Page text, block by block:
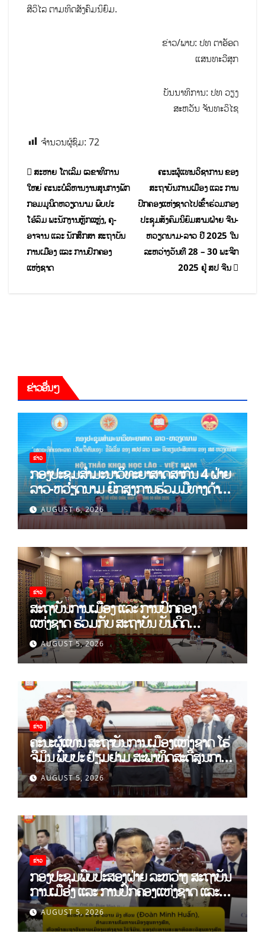
ສີວິໄລ ຕາມທິດສັງຄົມນິຍົມ.
ຂ່າວ/ພາບ: ປທ ຕາອັອດ
ແສນທະວີສຸກ
ບັນນາທິການ: ປທ ວຽງ
ສະຫວັນ ຈັນທະວິໄຊ
ຈຳນວນຜູ້ຊົມ: 72
ຄະນະຜູ້ແທນວິຊາການ ຂອງ
ສະຖາບັນການເມືອງ ແລະ ການ
ປົກຄອງແຫ່ງຊາດໄປເຂົ້າຮ່ວມກອງ
ປະຊຸມສັງຄົມນິຍົມສາມຝ່າຍ ຈີນ-
ຫວຽດນາມ-ລາວ ປີ 2025 ໃນ
ລະຫວ່າງວັນທີ 28 – 30 ພະຈິກ
2025 ຢູ່ ສປ ຈີນ
ສະຫາຍ ໂຕເລິມ ເລຂາທິການ
ໃຫຍ່ ຄະນະບໍລິຫານງານສູນກາງພັກ
ກອມມູນິດຫວຽດນາມ ພົບປະ
ໂອ້ລົມ ພະນັກງານຫຼັກແຫຼ່ງ, ຄູ-
ອາຈານ ແລະ ນັກສຶກສາ ສະຖາບັນ
ການເມືອງ ແລະ ການປົກຄອງ
ແຫ່ງຊາດ
ຂ່າວອື່ນໆ
ຂ່າວ
ກອງປະຊຸມສໍາມະນາວິທະຍາສາດສາກົນ 4 ຝ່າຍ
ລາວ-ຫວຽດນາມ ຍົກສູງການຮ່ວມມືທາງດ້ານ
ທິດສະດີ ແລະ ພຶດຕິກໍາ ລາວ-ຫວຽດນາມ ແນໃສ່
ສ້າງເສດຖະກິດເອກະລາດເປັນເຈົ້າຕົນເອງຢ່າງ
ເຂັ້ມແຂງ
AUGUST 6, 2026
ຂ່າວ
ສະຖາບັນການເມືອງ ແລະ ການປົກຄອງ
ແຫ່ງຊາດ ຮ່ວມກັບ ສະຖາບັນ ບັນດິດ
ວິທະຍາສາດສັງຄົມ ຫວຽດນາມ ເຊັນບົດບັນທຶກ
ການຮ່ວມມືທາງດ້ານວິທະຍາສາດ (2026-
2030)
AUGUST 5, 2026
ຂ່າວ
ຄະນະຜູ້ແທນ ສະຖາບັນການເມືອງແຫ່ງຊາດ ໂຮ່
ຈີມິນ ພົບປະ ຢ້ຽມຢາມ ສະພາທິດສະດີສູນກາງ
ພັກAUGUST 5, 2026
ຂ່າວ
ກອງປະຊຸມພົບປະສອງຝ່າຍ ລະຫວ່າງ ສະຖາບັນ
ການເມືອງ ແລະ ການປົກຄອງແຫ່ງຊາດ ແລະ
ສະຖາບັນການເມືອງແຫ່ງຊາດ ໂຮ່ຈີມິນ ສສ
ຫວຽດນາມ
AUGUST 5, 2026